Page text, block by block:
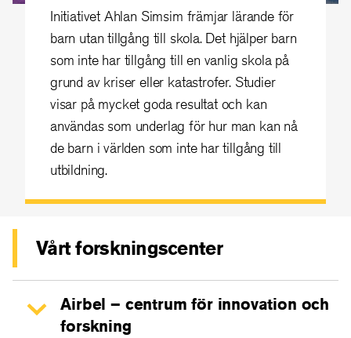
Initiativet Ahlan Simsim främjar lärande för
barn utan tillgång till skola. Det hjälper barn
som inte har tillgång till en vanlig skola på
grund av kriser eller katastrofer. Studier
visar på mycket goda resultat och kan
användas som underlag för hur man kan nå
de barn i världen som inte har tillgång till
utbildning.
Vårt forskningscenter
Airbel – centrum för innovation och
forskning